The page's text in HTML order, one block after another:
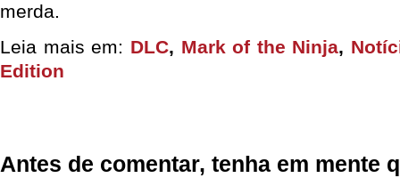
merda.
Leia mais em: DLC, Mark of the Ninja,
Edition
Antes de comentar, tenha em mente